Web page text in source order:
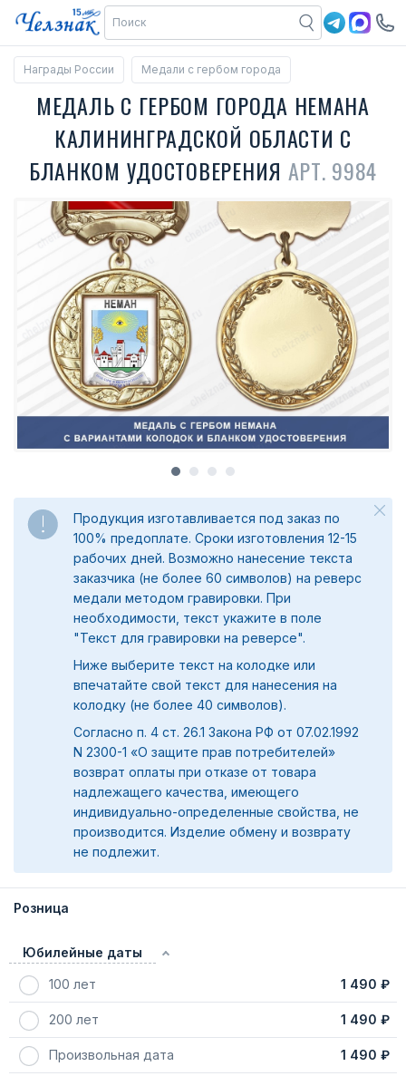
Награды России Медали с гербом города
МЕДАЛЬ С ГЕРБОМ ГОРОДА НЕМАНА
КАЛИНИНГРАДСКОЙ ОБЛАСТИ С
БЛАНКОМ УДОСТОВЕРЕНИЯ АРТ. 9984
Продукция изготавливается под заказ по
100% предоплате. Сроки изготовления 12-15
рабочих дней. Возможно нанесение текста
заказчика (не более 60 символов) на реверс
медали методом гравировки. При
необходимости, текст укажите в поле
"Текст для гравировки на реверсе".
Ниже выберите текст на колодке или
впечатайте свой текст для нанесения на
колодку (не более 40 символов).
Согласно п. 4 ст. 26.1 Закона РФ от 07.02.1992
N 2300-1 «О защите прав потребителей»
возврат оплаты при отказе от товара
надлежащего качества, имеющего
индивидуально-определенные свойства, не
производится. Изделие обмену и возврату
не подлежит.
Розница
Юбилейные даты
100 лет 1 490 ₽
200 лет 1 490 ₽
Произвольная дата 1 490 ₽